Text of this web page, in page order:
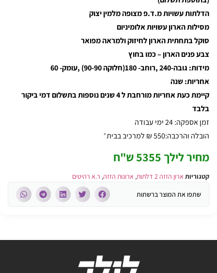
הדלתות עשויות מ.ד.פ מצופה מלמין יצוק
מסילות הארון עשויות אלומיניום
סוקל בתחתית הארון לחיזוק ולמראה מפואר
צבע פנים הארון – כמו בחוץ
מידות: גובה-240 ,רוחב- 180(חלוקה 90-90) ,עומק- 60
אחריות: שנה
קיימת כעת אחריות מורחבת ל 4 שנים נוספות בתשלום דמי ביקור
בלבד
זמן אספקה: 24 ימי עבודה
הובלה והרכבה:550 ₪ למרכיב בבית
*
מחיר לילך 5355 ש"ח
קטגוריות ארון הזזה 2 דלתות , ארונות הזזה, ר.א רהיטים
שתפו את המוצר ברשתות